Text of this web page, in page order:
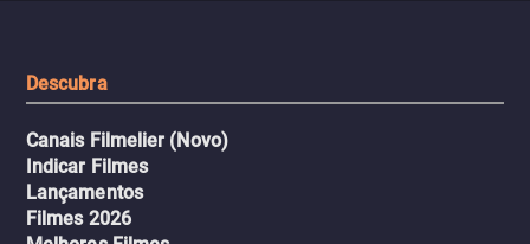
Descubra
Canais Filmelier (Novo)
Indicar Filmes
Lançamentos
Filmes 2026